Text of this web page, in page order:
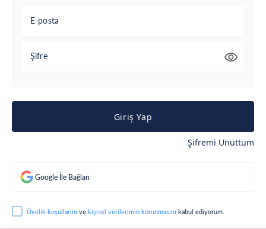
E-posta
Şifre
Giriş Yap
Şifremi Unuttum
Google İle Bağlan
Üyelik koşullarını ve kişisel verilerimin korunmasını kabul ediyorum.